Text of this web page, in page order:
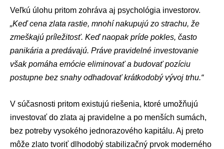
Veľkú úlohu pritom zohráva aj psychológia investorov.
„Keď cena zlata rastie, mnohí nakupujú zo strachu, že
zmeškajú príležitosť. Keď naopak príde pokles, často
panikária a predávajú. Práve pravidelné investovanie
však pomáha emócie eliminovať a budovať pozíciu
postupne bez snahy odhadovať krátkodobý vývoj trhu.“
V súčasnosti pritom existujú riešenia, ktoré umožňujú
investovať do zlata aj pravidelne a po menších sumách,
bez potreby vysokého jednorazového kapitálu. Aj preto
môže zlato tvoriť dlhodobý stabilizačný prvok moderného